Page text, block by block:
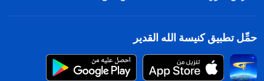
حمِّل تطبيق كنيسة الله القدير